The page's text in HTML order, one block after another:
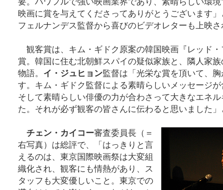
映画に賞を与えてくださってありがとうございます
フェルナンデス監督から喜びのビデオレターも上映
観客賞は、キム・ギドク原案の韓国映画『レッド
賞。韓国に住む北朝鮮スパイの疑似家族と、隣人家
物語。 イ・ジュヒョン監督は「光栄な賞を頂いて、
す。キム・ギドク監督による素晴らしいメッセージ
そして素晴らしい俳優の力が合わさって大きなエネ
た。それが必ず観客の皆さんに伝わると思いました
チェン・カイコー審査委員長（＝
右写真）は総評で、「はっきりと言
えるのは、東京国際映画祭は大変組
織化され、観客にも情熱があり、ス
タッフも大変優しいこと。東京での